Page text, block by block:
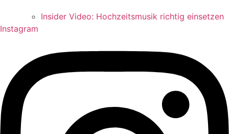
Insider Video: Hochzeitsmusik richtig einsetzen
Instagram